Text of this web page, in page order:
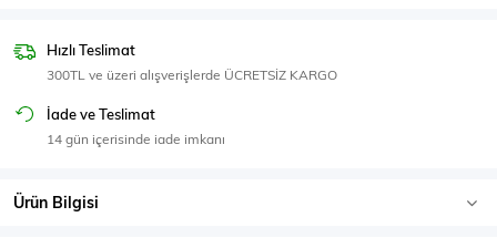
Eşofman Üstü
Hızlı Teslimat
300TL ve üzeri alışverişlerde ÜCRETSİZ KARGO
İade ve Teslimat
14 gün içerisinde iade imkanı
Ürün Bilgisi